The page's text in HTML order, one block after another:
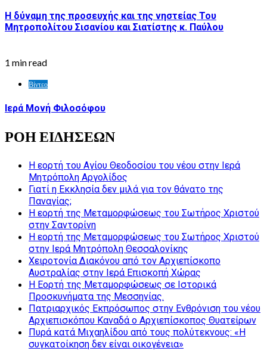
Η δύναμη της προσευχής και της νηστείας Του
Μητροπολίτου Σισανίου και Σιατίστης κ. Παύλου
1 min read
Βίντεο
Ιερά Μονή Φιλοσόφου
ΡΟΗ ΕΙΔΗΣΕΩΝ
Η εορτή του Αγίου Θεοδοσίου του νέου στην Ιερά
Μητρόπολη Αργολίδος
Γιατί η Εκκλησία δεν μιλά για τον θάνατο της
Παναγίας;
Η εορτή της Μεταμορφώσεως του Σωτήρος Χριστού
στην Σαντορίνη
Η εορτή της Μεταμορφώσεως του Σωτήρος Χριστού
στην Ιερά Μητρόπολη Θεσσαλονίκης
Χειροτονία Διακόνου από τον Αρχιεπίσκοπο
Αυστραλίας στην Ιερά Επισκοπή Χώρας
Η Εορτή της Μεταμορφώσεως σε Ιστορικά
Προσκυνήματα της Μεσσηνίας.
Πατριαρχικός Εκπρόσωπος στην Ενθρόνιση του νέου
Αρχιεπισκόπου Καναδά ο Αρχιεπίσκοπος Θυατείρων
Πυρά κατά Μιχαηλίδου από τους πολύτεκνους: «Η
συγκατοίκηση δεν είναι οικογένεια»